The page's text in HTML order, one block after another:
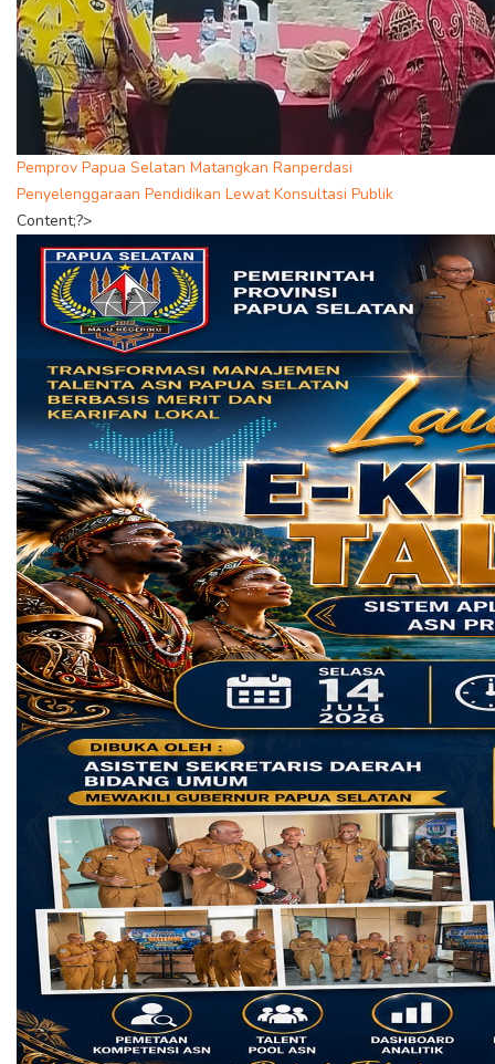
Pemprov Papua Selatan Matangkan Ranperdasi
Penyelenggaraan Pendidikan Lewat Konsultasi Publik
Content;?>